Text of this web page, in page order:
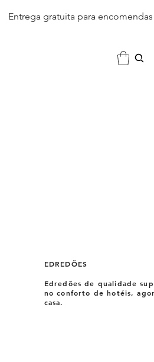
Entrega gratuita para
EDREDÕES
Edredões de qualidade
no conforto de hotéis,
casa.